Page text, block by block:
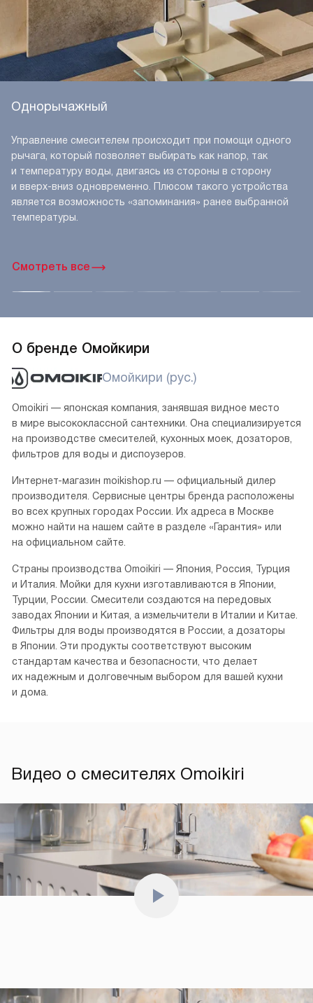
Смотреть все
Однорычажный
Управление смесителем происходит при помощи одного
рычага, который позволяет выбирать как напор, так
и температуру воды, двигаясь из стороны в сторону
и вверх-вниз одновременно. Плюсом такого устройства
является возможность «запоминания» ранее выбранной
температуры.
О бренде Омойкири
Омойкири (рус.)
Omoikiri — японская компания, занявшая видное место
в мире высококлассной сантехники. Она специализируется
на производстве смесителей, кухонных моек, дозаторов,
фильтров для воды и диспоузеров.
Интернет-магазин moikishop.ru — официальный дилер
производителя. Сервисные центры бренда расположены
во всех крупных городах России. Их адреса в Москве
можно найти на нашем сайте в разделе «Гарантия» или
на официальном сайте.
Страны производства Omoikiri — Япония, Россия, Турция
и Италия. Мойки для кухни изготавливаются в Японии,
Турции, России. Смесители создаются на передовых
заводах Японии и Китая, а измельчители в Италии и Китае.
Фильтры для воды производятся в России, а дозаторы
в Японии. Эти продукты соответствуют высоким
стандартам качества и безопасности, что делает
их надежным и долговечным выбором для вашей кухни
и дома.
Видео о смесителях Omoikiri